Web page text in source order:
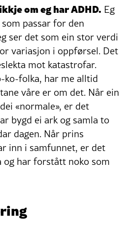
om eg har ADHD. Eg
passar for den
ser det som ein stor verdi
variasjon i oppførsel. Det
mot katastrofar.
ko-folka, har me alltid
våre er om det. Når ein
«normale», er det
bygd ei ark og samla to
dagen. Når prins
inn i samfunnet, er det
har forstått noko som